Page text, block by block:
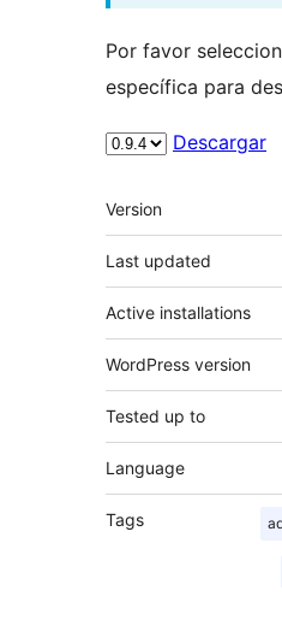
Por favor
específica para
Descargar
Meta
Version
Last updated
Active installations
WordPress version
Tested up to
Language
Tags